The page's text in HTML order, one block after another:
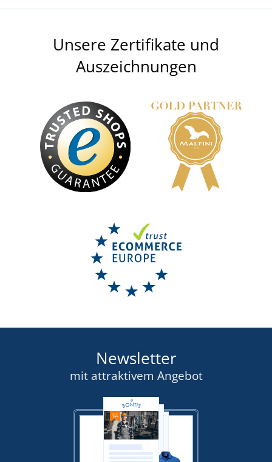
Unsere Zertifikate und
Auszeichnungen
Newsletter
mit attraktivem Angebot